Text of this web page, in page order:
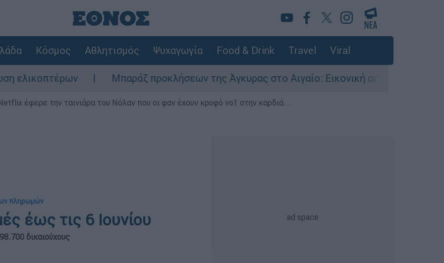
Κόσμος Αθλητισμός Ψυχαγωγία Food & Drink Travel Viral
Μπαράζ προκλήσεων της Άγκυρας στο Αιγαίο: Εικονική αερομαχία ανάμεσα σε
έφερε την ταινιάρα του Νόλαν που οι φαν έχουν κρυφό νο1 στην καρδιά...
πληρωμών
έως τις 6 Ιουνίου
δικαιούχους